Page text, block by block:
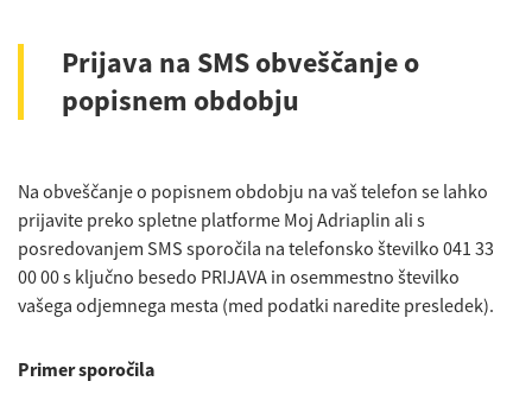
Prijava na SMS obveščanje o
popisnem obdobju
Na obveščanje o popisnem obdobju na vaš telefon se lahko
prijavite preko spletne platforme Moj Adriaplin ali s
posredovanjem SMS sporočila na telefonsko številko 041 33
00 00 s ključno besedo PRIJAVA in osemmestno številko
vašega odjemnega mesta (med podatki naredite presledek).
Primer sporočila